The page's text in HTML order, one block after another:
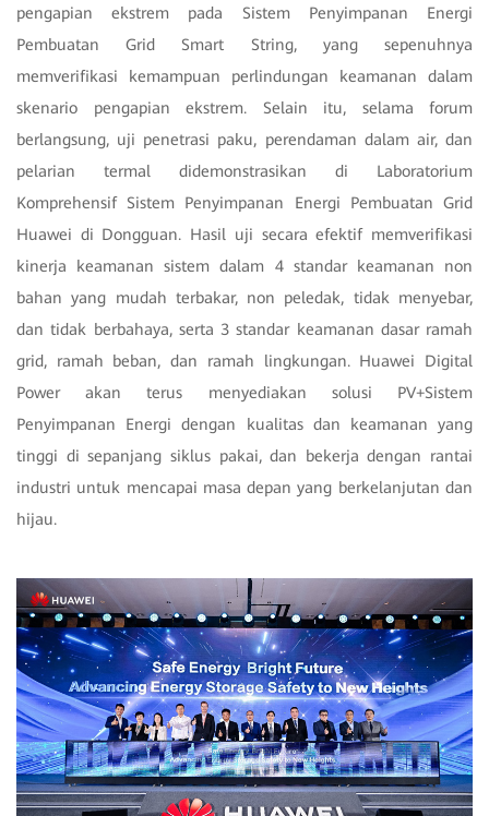
pengapian ekstrem pada Sistem Penyimpanan Energi
Pembuatan Grid Smart String, yang sepenuhnya
memverifikasi kemampuan perlindungan keamanan dalam
skenario pengapian ekstrem. Selain itu, selama forum
berlangsung, uji penetrasi paku, perendaman dalam air, dan
pelarian termal didemonstrasikan di Laboratorium
Komprehensif Sistem Penyimpanan Energi Pembuatan Grid
Huawei di Dongguan. Hasil uji secara efektif memverifikasi
kinerja keamanan sistem dalam 4 standar keamanan non
bahan yang mudah terbakar, non peledak, tidak menyebar,
dan tidak berbahaya, serta 3 standar keamanan dasar ramah
grid, ramah beban, dan ramah lingkungan. Huawei Digital
Power akan terus menyediakan solusi PV+Sistem
Penyimpanan Energi dengan kualitas dan keamanan yang
tinggi di sepanjang siklus pakai, dan bekerja dengan rantai
industri untuk mencapai masa depan yang berkelanjutan dan
hijau.